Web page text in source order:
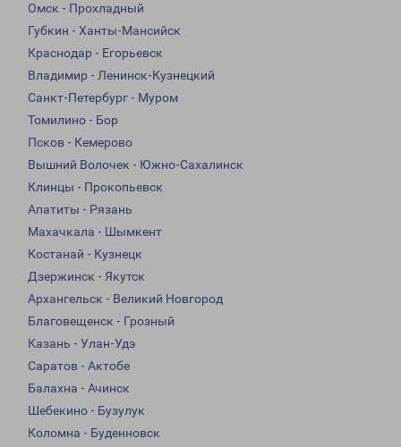
Омск - Прохладный
Губкин - Ханты-Мансийск
Краснодар - Егорьевск
Владимир - Ленинск-Кузнецкий
Санкт-Петербург - Муром
Томилино - Бор
Псков - Кемерово
Вышний Волочек - Южно-Сахалинск
Клинцы - Прокопьевск
Апатиты - Рязань
Махачкала - Шымкент
Костанай - Кузнецк
Дзержинск - Якутск
Архангельск - Великий Новгород
Благовещенск - Грозный
Казань - Улан-Удэ
Саратов - Актобе
Балахна - Ачинск
Шебекино - Бузулук
Коломна - Буденновск